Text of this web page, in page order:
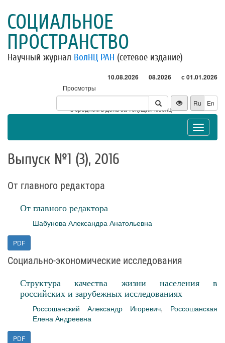
СОЦИАЛЬНОЕ
ПРОСТРАНСТВО
Научный журнал ВолНЦ РАН (сетевое издание)
10.08.2026 08.2026 с 01.01.2026
Просмотры
Посетители
* - в среднем в день за текущий месяц
Ru En
Toggle
Выпуск №1 (3), 2016
От главного редактора
От главного редактора
Шабунова Александра Анатольевна
PDF
Социально-экономические исследования
Структура качества жизни населения в
российских и зарубежных исследованиях
Россошанский Александр Игоревич, Россошанская
Елена Андреевна
PDF